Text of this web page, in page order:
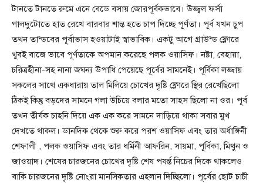
টানতে টানতে রুমে এনে বেডে বসায় জোরপূর্বকভাবে। উজ্জ্বল ফর্সা
গালদুটোতে হাত রেখে বারবার শান্ত হতে চাপ দিচ্ছে পূর্ণতা। পূর্ব যখন চুপ
তখন তান্ডবের পূর্বাভাস হওয়াটাই স্বাভাবিক। একটু আগে গ্রাউন্ড ফ্লোরে
খুবই বাজে ভাবে পূর্ণতাকে অপমান করেছে পলক ওয়াসিফ। নষ্টা, বেহায়া,
চরিত্রহীনা-সহ নানা জঘন্য উপাধি পেয়েছে পূর্বের সামনেই। পূর্বিকা লজ্জায়
সকলের সাথে একধারায় তাল মিলিয়ে চোখের দৃষ্টি ফ্লোরে স্থির রেখেছিলো
ঠিকই কিন্তু বড়দের সামনে গলা উচিয়ে বলার মতো সাহস ছিলো না ওর। পূর্ব
তখন তীর্যক চাহনি দিয়ে এক এক করে সামনে দাড়িয়ে থাকা সবার মুখ
দেখতে থাকল। ডানদিক থেকে শুরু করে পরশ ওয়াসিফ এবং তার অর্ধাঙ্গিনী
শেফালী , পলক ওয়াসিফ এবং তার ধর্মিনী আফরিন, সায়মা, পূর্বিকা, মিথুন ও
জাওয়াদ। শেষের চারজনের চোখের দৃষ্টি শেষ পযর্ন্ত নিচের দিকে থাকলেও
বাকি চারজনের দৃষ্টি নোংরা মানসিকতার এহলান দিচ্ছিলো। পূর্বের ছোট চাচী